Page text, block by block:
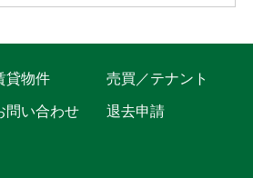
貸物件
売買／テナント
問い合わせ
退去申請